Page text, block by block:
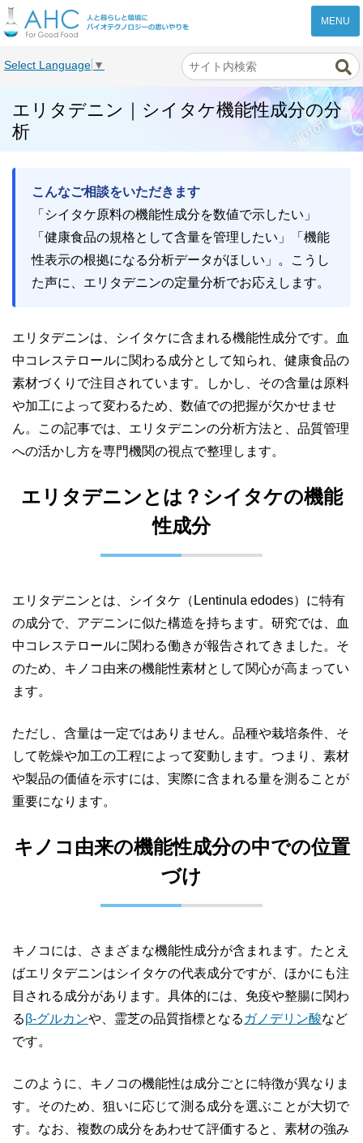
Select Language ▼
エリタデニン｜シイタケ機能性成分の分
析
こんなご相談をいただきます
「シイタケ原料の機能性成分を数値で示したい」
「健康食品の規格として含量を管理したい」「機能
性表示の根拠になる分析データがほしい」。こうし
た声に、エリタデニンの定量分析でお応えします。
エリタデニンは、シイタケに含まれる機能性成分です。血
中コレステロールに関わる成分として知られ、健康食品の
素材づくりで注目されています。しかし、その含量は原料
や加工によって変わるため、数値での把握が欠かせませ
ん。この記事では、エリタデニンの分析方法と、品質管理
への活かし方を専門機関の視点で整理します。
エリタデニンとは？シイタケの機能
性成分
エリタデニンとは、シイタケ（Lentinula edodes）に特有
の成分で、アデニンに似た構造を持ちます。研究では、血
中コレステロールに関わる働きが報告されてきました。そ
のため、キノコ由来の機能性素材として関心が高まってい
ます。
ただし、含量は一定ではありません。品種や栽培条件、そ
して乾燥や加工の工程によって変動します。つまり、素材
や製品の価値を示すには、実際に含まれる量を測ることが
重要になります。
キノコ由来の機能性成分の中での位置
づけ
キノコには、さまざまな機能性成分が含まれます。たとえ
ばエリタデニンはシイタケの代表成分ですが、ほかにも注
目される成分があります。具体的には、免疫や整腸に関わ
るβ-グルカンや、霊芝の品質指標となる ガノデリン酸など
です。
このように、キノコの機能性は成分ごとに特徴が異なりま
す。そのため、狙いに応じて測る成分を選ぶことが大切で
す。なお、複数の成分をあわせて評価すると、素材の強み